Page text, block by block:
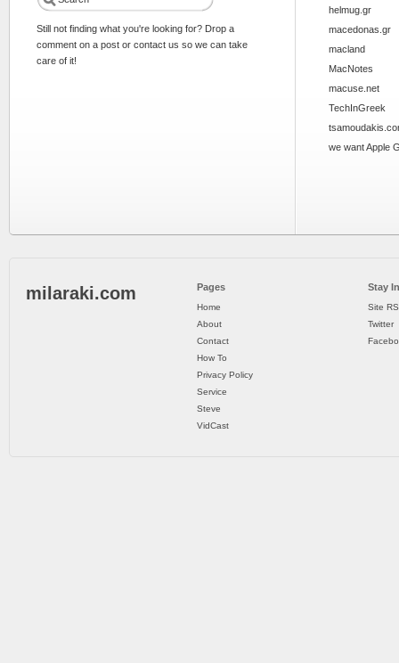
Still not finding what you're looking for? Drop a
comment on a post or contact us so we can take
care of it!
helmug.gr
macedonas.gr
macland
MacNotes
macuse.net
TechInGreek
we want Apple
milaraki.com Pages
Home
About
Contact
How To
Privacy Policy
Service
Steve
VidCast
Stay
Site
Twitter